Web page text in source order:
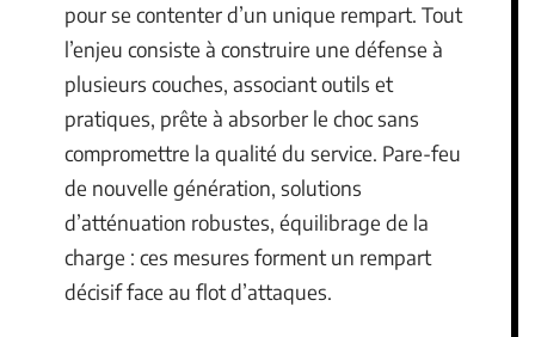
pour se contenter d’un unique rempart. Tout
l’enjeu consiste à construire une défense à
plusieurs couches, associant outils et
pratiques, prête à absorber le choc sans
compromettre la qualité du service. Pare-feu
de nouvelle génération, solutions
d’atténuation robustes, équilibrage de la
charge : ces mesures forment un rempart
décisif face au flot d’attaques.